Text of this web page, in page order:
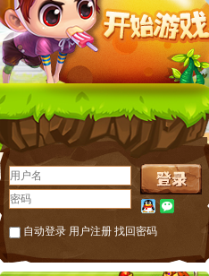
自动登录 用户注册 找回密码